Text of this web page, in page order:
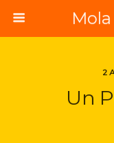
2
Un